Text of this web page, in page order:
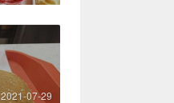
2021-07-29